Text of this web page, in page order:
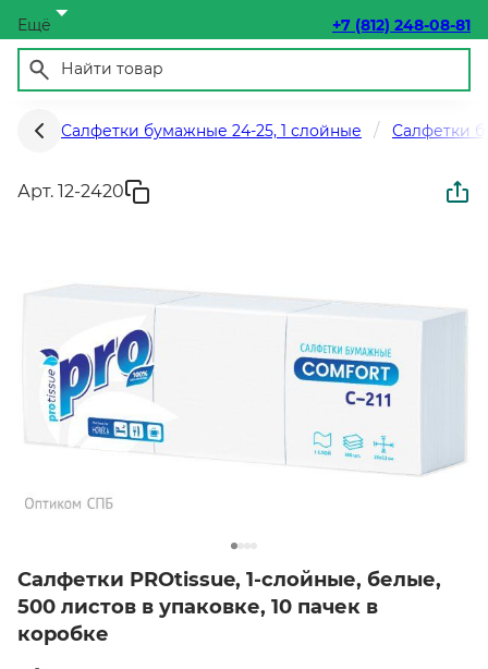
Ещё +7 (812) 248-08-81
Салфетки бумажные 24-25, 1 слойные Салфетки
Арт. 12-2420
Салфетки PROtissue, 1-слойные, белые,
500 листов в упаковке, 10 пачек в
коробке